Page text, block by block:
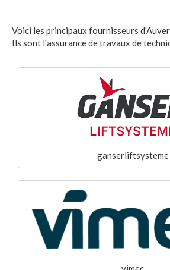
Voici les principaux fournisseurs
Ils sont l'assurance de travaux de
ganserliftsysteme